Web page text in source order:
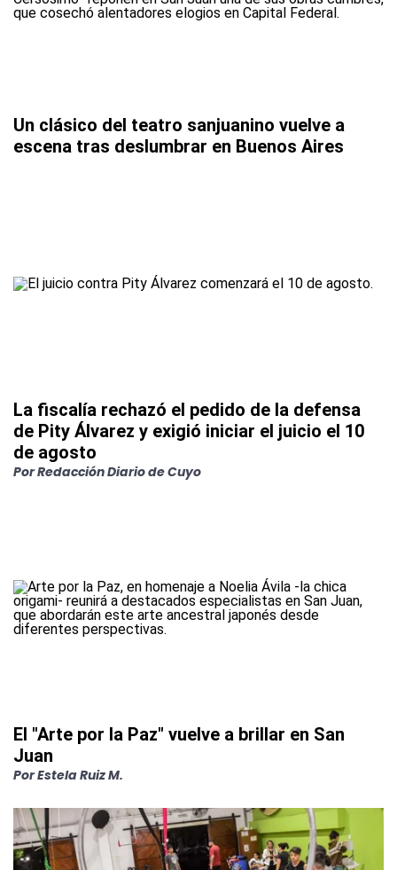
Un clásico del teatro sanjuanino vuelve a
escena tras deslumbrar en Buenos Aires
La fiscalía rechazó el pedido de la defensa
de Pity Álvarez y exigió iniciar el juicio el 10
de agosto
PorRedacción Diario de Cuyo
El "Arte por la Paz" vuelve a brillar en San
Juan
PorEstela Ruiz M.